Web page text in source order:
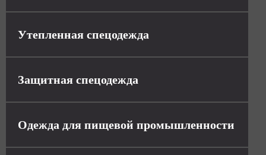
Утепленная спецодежда
Защитная спецодежда
Одежда для пищевой промышленности